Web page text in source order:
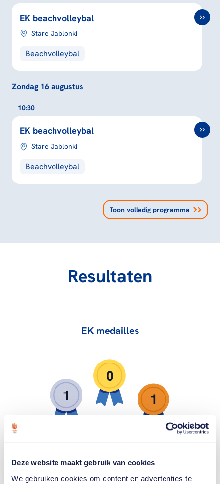
Deze website maakt gebruik van cookies
We gebruiken cookies om content en advertenties te
EK beachvolleybal
Stare Jablonki
Beachvolleybal
Zondag 16 augustus
10:30
EK beachvolleybal
Stare Jablonki
Beachvolleybal
Toon volledig programma
Resultaten
EK medailles
1
0
1